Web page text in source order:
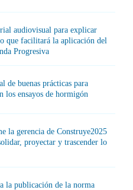
audiovisual para explicar
que facilitará la aplicación del
Progresiva
de buenas prácticas para
los ensayos de hormigón
la gerencia de Construye2025
proyectar y trascender lo
la publicación de la norma